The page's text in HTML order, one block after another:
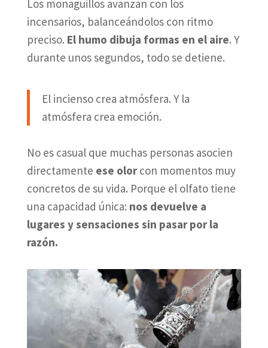
Los monaguillos avanzan con los
incensarios, balanceándolos con ritmo
preciso. El humo dibuja formas en el aire. Y
durante unos segundos, todo se detiene.
El incienso crea atmósfera. Y la
atmósfera crea emoción.
No es casual que muchas personas asocien
directamente ese olorcon momentos muy
concretos de su vida. Porque el olfato tiene
una capacidad única: nos devuelve a
lugares y sensaciones sin pasar por la
razón.